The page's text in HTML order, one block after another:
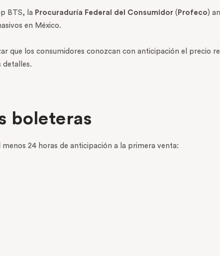
BTS, la Procuraduría Federal del Consumidor ( Profeco)
en México.
que los consumidores conozcan con anticipación el precio
detalles.
boleteras
24 horas de anticipación a la primera venta: